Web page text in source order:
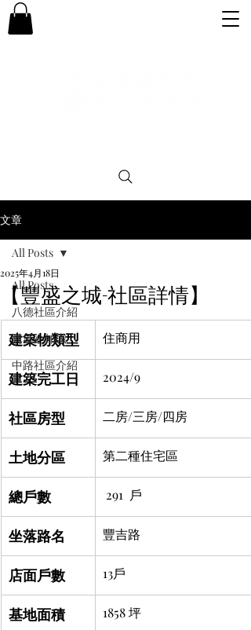
文章
All Posts
八德社區介紹
購屋小知識
中路社區介紹
All Posts
【豐盛之城-社區詳情】
2025年4月18日
建築物類型 住商用
建築完工日 2024/9
社區房型 二房/三房/四房
土地分區 第二種住宅區
總戶數 291  戶
坐落路名 豐吉路
店面戶數 13戶
基地面積 1858 坪